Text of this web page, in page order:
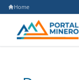
Home